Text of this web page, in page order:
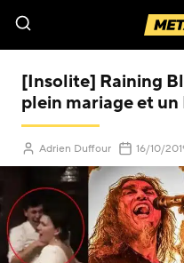
[Insolite] Raining
plein mariage et
Adrien Duffour 16/10/